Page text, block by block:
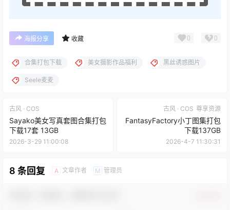
海报分享 收藏 0 0
合集打包下载 美女摄影作品福利 黑丝诱惑图片
Seele麦麦
古风 · COS
Sayako美女写真套图合集打包
下载17套 13GB
2026-3-29 11:00:08
古风 · COS 尊享资源
FantasyFactory小丁图集打包
下载137GB
2026-4-7 11:30:31
8 条回复 A 文章作者 M 管理员